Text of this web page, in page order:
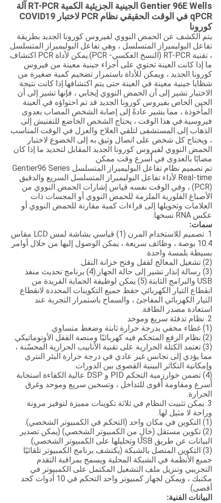
Gentier 96E Wells الجينية الجزيئية الكمية RT-PCR آلة
qPCR في الوقت الحقيقي نظام PCR لاختبار COVID19
كورونا
يتم الكشف عن الحمض النووي لفيروس كورونا الجديد بطريقة
تفاعل البوليميراز المتسلسل ، وهي تفاعل البوليميراز المتسلسل
، تقنية RT-PCR (النسخ العكسي- PCR).يمكن لأداة PCR اكتشاف
ما إذا كانت العينة تحتوي على أجزاء جينية معينة من فيروس
كورونا الجديد ، ويمكن للأداة باستمرار تضخيم كمية صغيرة من
شظايا جينية معينة في العينة حتى يتم اكتشافها.إذا كانت نتيجة
الاختبار تشير إلى أن الحمض النووي إيجابي ، فإنها تشير إلى أن
الجين الخاص بفيروس كورونا الجديد قد تم احتواؤه في العينة
المأخوذة ، مما يشير عادةً إلى إصابة الشخص المصاب بعدوى
فيروسية.في هذا الوقت ، يحتاج الشخص الخاضع للتفتيش إلى
الذهاب إلى المستشفى لتلقي العلاج والعزل في الوقت المناسب
، ويحتاج كل شخص على اتصال وثيق به إلى الخضوع لاختبار
الحمض النووي لفيروس كورونا الجديد المقابل لتحديد ما إذا كان
مصابًا بالعدوى في أسرع وقت ممكن.
تم تصميم نظام تفاعل البوليميراز المتسلسل Gentier96 Series
Real-time لأداء تفاعل البوليميراز المتسلسل السريع والدقيق
(PCR) ، وفي الوقت نفسه قياس إشارات الحمض النووي من
الأصباغ الفلورية الملزمة للحمض النووي أو المجسات ذات
العلامات وتحويلها إلى قراءات كمية مقارنة للحمض النووي أو
عكس RNA نسخها.
سمات:
1. تصميم للاستخدام المرن (1) قياسي بشاشة لمس LCD مقاس
10.4 بوصة ، وظائف سريعة ، يمكن الوصول إليها من خلال أوامر
بسيطة بلمسة واحدة.
(2) تشغيل المعالج لقفل وفتح خزانة النقل.
(3) رسالة إنذار تشير إلى حالة الجهاز.(4) برنامج تحديث منفذ
USB والبرامج الثابتة.(5) يمكن لوظيفة الحماية الفريدة من
انقطاع التيار الكهربائي حفظ جميع التكوينات المحددة لانقطاع
التيار الكهربائي المفاجئ ، والسماح باستمرار التجربة عند
استعادة مصدر الطاقة.
2. نظام تدفئة سريع وموحد
(1) غطاء مخفي بدرجة حرارة ثابتة وضغط متساوي.
(2) نظام الرفع المتحكم فيه كهربائيًا ومنصة القفل الأوتوماتيكي.
(3) تعتمد الكتلة الحرارية على تقنية الأنابيب الحرارية المحسّنة ،
مما يؤدي إلى تجانس غير عادي في درجة حرارة البئر النتري
وإمكانية التكاثر البينية القصوى بين الدورات.
(4) تضمن خوارزمية التحكم PID و DSP عالية الكفاءة استجابة
أسرع ومقاومة أقوى للتداخل ، وتسخين سريع وموحد وغرق
الحرارة.
3. يمكن تثبيت النظام في ثلاثة تكوينات مميزة لتوفير مرونة
وراحة لا مثيل لها.
(1) التكوين في مكان واحد (التحكم في الكمبيوتر الشخصي).
(2) تكوين مستقل (خالٍ من الكمبيوتر الشخصي) (يمكن تصدير
البيانات عن طريق USB وتحليلها على الكمبيوتر الشخصي).
(3) التكوين المتصل بالشبكة (يكتشف برنامج الكمبيوتر تلقائيًا
جميع الأنظمة في الشبكة المحلية ويسمح بمراقبة التقدم
التجريبي وتنزيل ملف التشغيل المكتمل على الكمبيوتر في
مكتبك ، ويمكن لجهاز كمبيوتر واحد التحكم في 10 أدوات كحد
أقصى).
البيانات الفنية: